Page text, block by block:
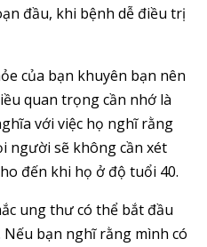
đầu, khi bệnh dễ điều trị
của bạn khuyên bạn nên
quan trọng cần nhớ là
với việc họ nghĩ rằng
người sẽ không cần xét
đến khi họ ở độ tuổi 40.
ung thư có thể bắt đầu
bạn nghĩ rằng mình có